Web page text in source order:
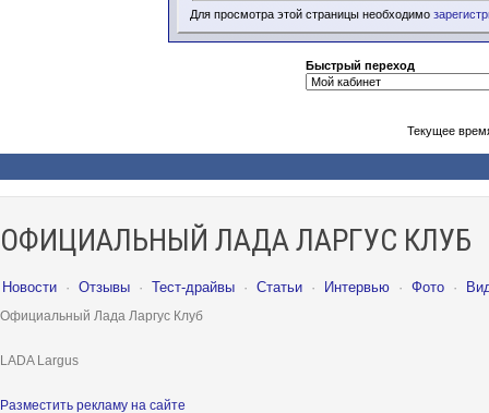
Для просмотра этой страницы необходимо
Быстрый переход
Текущее
ОФИЦИАЛЬНЫЙ ЛАДА ЛАРГУС КЛУБ
Новости · Отзывы · Тест-драйвы · Статьи · Интервью · Фото ·
Официальный Лада Ларгус Клуб
LADA Largus
Разместить рекламу на сайте